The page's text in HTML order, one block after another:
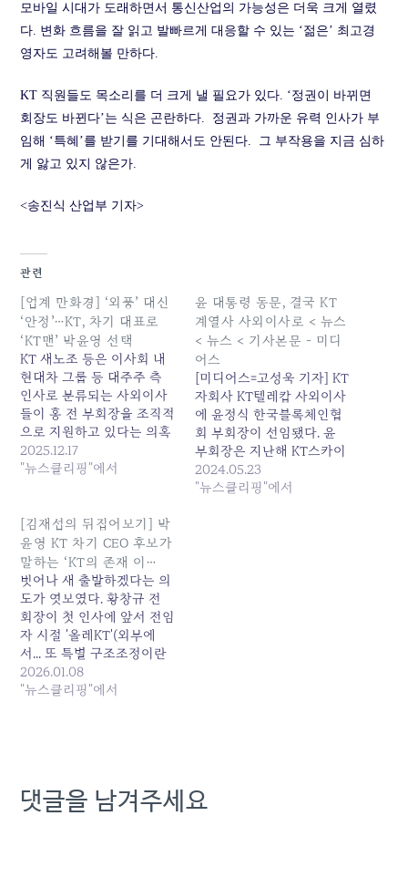
모바일 시대가 도래하면서 통신산업의 가능성은 더욱 크게 열렸
다. 변화 흐름을 잘 읽고 발빠르게 대응할 수 있는 ‘젊은’ 최고경
영자도 고려해볼 만하다.
KT 직원들도 목소리를 더 크게 낼 필요가 있다. ‘정권이 바뀌면
회장도 바뀐다’는 식은 곤란하다. 정권과 가까운 유력 인사가 부
임해 ‘특혜’를 받기를 기대해서도 안된다. 그 부작용을 지금 심하
게 앓고 있지 않은가.
<송진식 산업부 기자>
관련
[업계 만화경] ‘외풍’ 대신
‘안정’…KT, 차기 대표로
‘KT맨’ 박윤영 선택
KT 새노조 등은 이사회 내
현대차 그룹 등 대주주 측
인사로 분류되는 사외이사
들이 홍 전 부회장을 조직적
으로 지원하고 있다는 의혹
을 제기하기도 했다. KT 새
노조 관계자는 "일부 사외이
경] '외풍' 대신 '안정'…KT,
차기 대표로 'KT맨' 박윤영
선택 발행일: 2025-12-17
01:36:00
2025.12.17
"뉴스클리핑"에서
윤 대통령 동문, 결국 KT
계열사 사외이사로 < 뉴스
< 뉴스 < 기사본문 - 미디
어스
[미디어스=고성욱 기자] KT
자회사 KT텔레캅 사외이사
에 윤정식 한국블록체인협
회 부회장이 선임됐다. 윤
부회장은 지난해 KT스카이
라이프 대표로 내정됐다가
‘윤석열 대통령 고교 동문’
2024.05.23
"뉴스클리핑"에서
[김재섭의 뒤집어보기] 박
윤영 KT 차기 CEO 후보가
말하는 ‘KT의 존재 이…
벗어나 새 출발하겠다는 의
도가 엿보였다. 황창규 전
회장이 첫 인사에 앞서 전임
자 시절 '올레KT'(외부에
서... 또 특별 구조조정이란
이름으로 무리한 인건비 감
축 계획을 추진해 갈등을 일
01-08 05:08:00
2026.01.08
"뉴스클리핑"에서
댓글을 남겨주세요